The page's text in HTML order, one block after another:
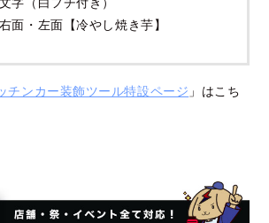
（白フチ付き）
面・左面【冷やし焼き芋】
チンカー装飾ツール特設ページ 」はこち